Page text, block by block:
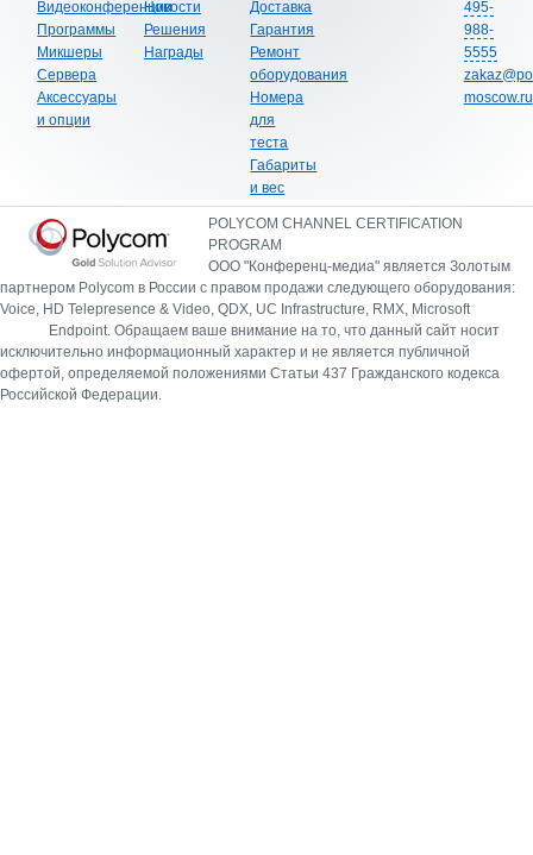
Видеоконференции
Программы
Микшеры
Сервера
Аксессуары
и опции
Новости
Решения
Награды
Доставка
Гарантия
Ремонт
оборудования
Номера
для
теста
Габариты
и вес
495-
988-
5555
moscow.ru
POLYCOM CHANNEL CERTIFICATION
PROGRAM
ООО "Конференц-медиа" является Золотым
партнером Polycom в России с правом продажи следующего оборудования:
Voice, HD Telepresence & Video, QDX, UC Infrastructure, RMX, Microsoft
Endpoint. Обращаем ваше внимание на то, что данный сайт носит
исключительно информационный характер и не является публичной
офертой, определяемой положениями Статьи 437 Гражданского кодекса
Российской Федерации.